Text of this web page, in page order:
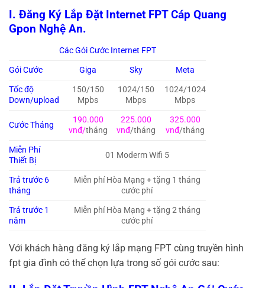
I. Đăng Ký Lắp Đặt Internet FPT Cáp Quang
Gpon Nghệ An.
Các Gói Cước Internet FPT
Gói Cước
Giga Sky
Meta
Tốc độ
Down/upload
150/150
Mpbs
1024/150
Mbps
1024/1024
Mbps
Cước Tháng
190.000
vnđ/tháng
225.000
vnđ/tháng
325.000
vnđ/tháng
Miễn Phí
Thiết Bị
01 Moderm Wifi 5
Trả trước 6
tháng
Miễn phí Hòa Mạng + tặng 1 tháng
cước phí
Trả trước 1
năm
Miễn phí Hòa Mạng + tặng 2 tháng
cước phí
Với khách hàng đăng ký lắp mạng FPT cùng truyền hình
fpt gia đình có thể chọn lựa trong số gói cước sau: